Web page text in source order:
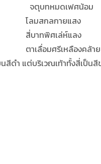
ศน้อม นามแส
ายแสง หมึก
ห์แลง ลายเ
ลืองคล้าย ดอแ
ดำ แต่บริเวณเท้าทั้งสี่เป็นสี